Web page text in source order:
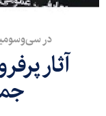
در
آثار